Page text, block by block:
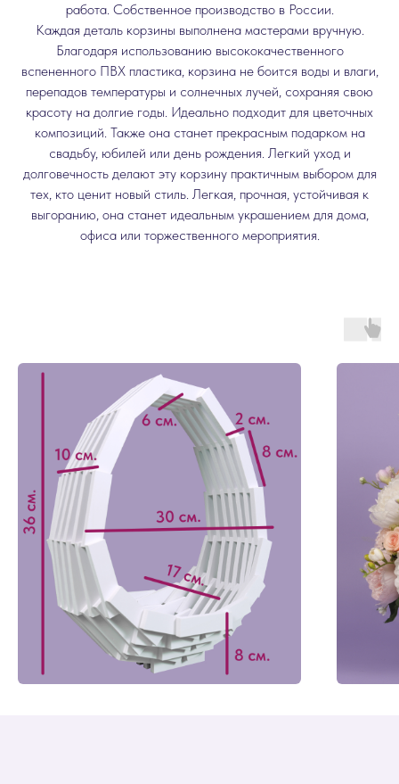
работа. Собственное производство в России.
Каждая деталь корзины выполнена мастерами вручную.
Благодаря использованию высококачественного
вспененного ПВХ пластика, корзина не боится воды и влаги,
перепадов температуры и солнечных лучей, сохраняя свою
красоту на долгие годы. Идеально подходит для цветочных
композиций. Также она станет прекрасным подарком на
свадьбу, юбилей или день рождения. Легкий уход и
долговечность делают эту корзину практичным выбором для
тех, кто ценит новый стиль. Легкая, прочная, устойчивая к
выгоранию, она станет идеальным украшением для дома,
офиса или торжественного мероприятия.